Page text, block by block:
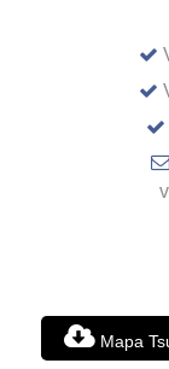
Mapa